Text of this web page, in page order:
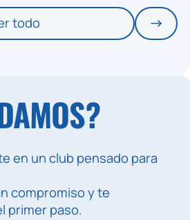
todo
en un club pensado para
compromiso y te
primer paso.